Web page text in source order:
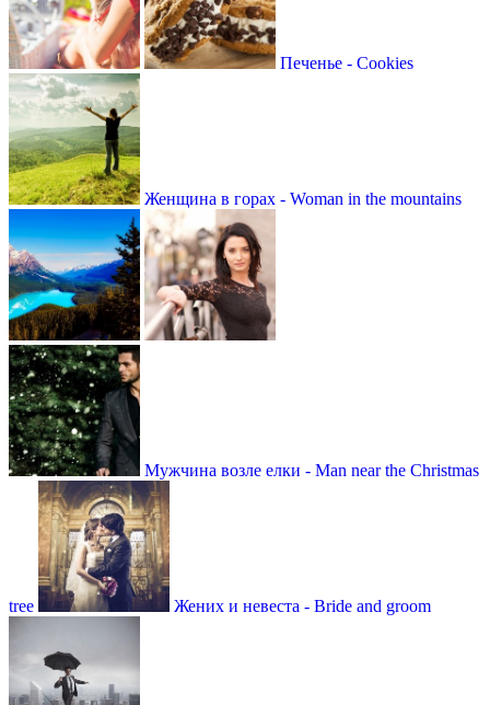
Печенье - Cookies
Женщина в горах - Woman in the mountains
Мужчина возле елки - Man near the Christmas
tree Жених и невеста - Bride and groom